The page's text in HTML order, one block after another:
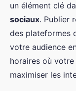
un élément clé
sociaux. Publier
des plateformes
votre audience
horaires où
maximiser les